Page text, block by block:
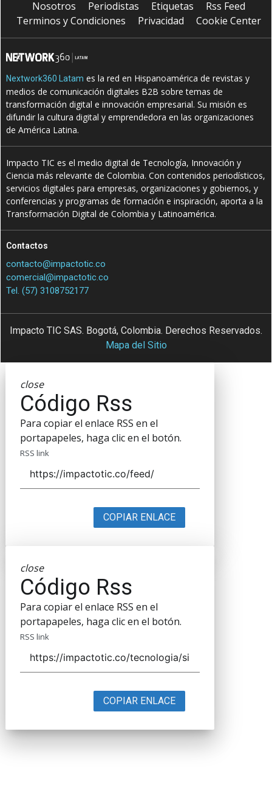
Nosotros Periodistas Etiquetas
Rss Feed
Terminos y Condiciones
Privacidad Cookie Center
Nextwork360 Latam es la red en Hispanoamérica de revistas y
medios de comunicación digitales B2B sobre temas de
transformación digital e innovación empresarial. Su misión es
difundir la cultura digital y emprendedora en las organizaciones
de América Latina.
Impacto TIC es el medio digital de Tecnología, Innovación y
Ciencia más relevante de Colombia. Con contenidos periodísticos,
servicios digitales para empresas, organizaciones y gobiernos, y
conferencias y programas de formación e inspiración, aporta a la
Transformación Digital de Colombia y Latinoamérica.
Contactos
contacto@impactotic.co
comercial@impactotic.co
Tel. (57) 3108752177
Impacto TIC SAS. Bogotá, Colombia. Derechos Reservados.
Mapa del Sitio
close
Código Rss
Para copiar el enlace RSS en el
portapapeles, haga clic en el botón.
RSS link
COPIAR ENLACE
close
Código Rss
Para copiar el enlace RSS en el
portapapeles, haga clic en el botón.
RSS link
COPIAR ENLACE